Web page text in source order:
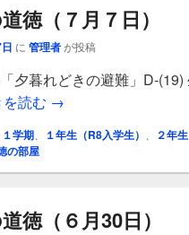
徳（７月７日）
に 管理者が投稿
夕暮れどきの避難」D-(19)
読む 今週の道徳（７月７日
→
１学期 １年生（R8入学生） ２年
の部屋
徳（６月30日）